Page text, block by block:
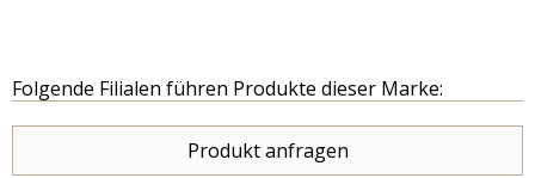
Folgende Filialen führen Produkte dieser Marke:
Produkt anfragen